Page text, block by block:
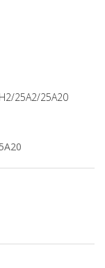
25A2/25A20